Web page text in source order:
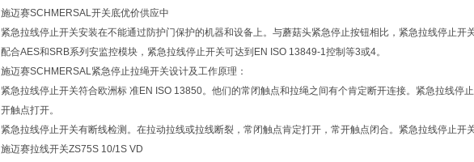
施迈赛SCHMERSAL开关底优价供应中
紧急拉线停止开关安装在不能通过防护门保护的机器和设备上。与蘑菇头紧急停止按钮相比，紧急拉线停止开
配合AES和SRB系列安监控模块，紧急拉线停止开关可达到EN ISO 13849-1控制等3或4。
施迈赛SCHMERSAL紧急停止拉绳开关设计及工作原理：
紧急拉线停止开关符合欧洲标 准EN ISO 13850。他们的常闭触点和拉绳之间有个肯定断开连接。紧急拉线停
开触点打开。
紧急拉线停止开关有断线检测。在拉动拉线或拉线断裂，常闭触点肯定打开，常开触点闭合。紧急拉线停止开
施迈赛拉线开关ZS75S 10/1S VD